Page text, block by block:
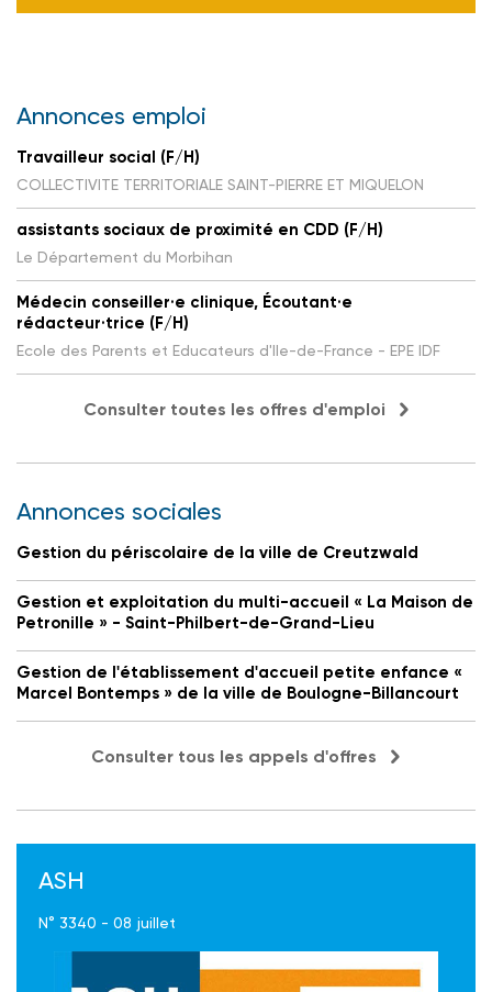
Annonces emploi
Travailleur social (F/H)
COLLECTIVITE TERRITORIALE SAINT-PIERRE ET MIQUELON
assistants sociaux de proximité en CDD (F/H)
Le Département du Morbihan
Médecin conseiller·e clinique, Écoutant·e
rédacteur·trice (F/H)
Ecole des Parents et Educateurs d'Ile-de-France - EPE IDF
Consulter toutes les offres d'emploi
Annonces sociales
Gestion du périscolaire de la ville de Creutzwald
Gestion et exploitation du multi-accueil « La Maison de
Petronille » - Saint-Philbert-de-Grand-Lieu
Gestion de l'établissement d'accueil petite enfance «
Marcel Bontemps » de la ville de Boulogne-Billancourt
Consulter tous les appels d'offres
ASH
N° 3340 - 08 juillet